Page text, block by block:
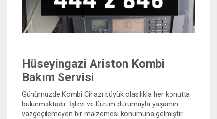
Hüseyingazi Ariston Kombi
Bakım Servisi
Günümüzde Kombi Cihazı büyük olasılıkla her konutta
bulunmaktadır. İşlevi ve lüzum durumuyla yaşamın
vazgeçilemeyen bir malzemesi konumuna gelmiştir.